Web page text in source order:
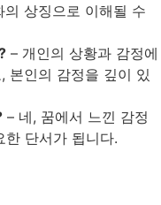
상징으로 이해될 수
– 개인의 상황과 감정에
본인의 감정을 깊이 있
– 네, 꿈에서 느낀 감정
한 단서가 됩니다.